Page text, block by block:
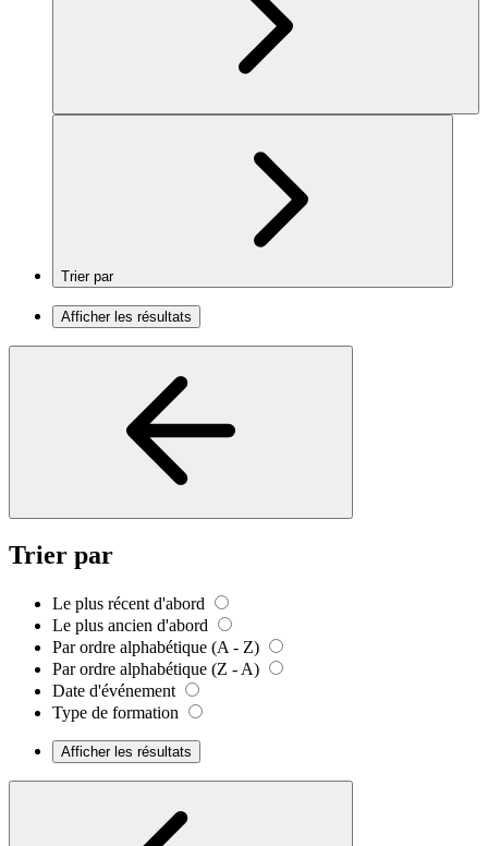
Trier par
Afficher les résultats
Trier par
Le plus récent d'abord
Le plus ancien d'abord
Par ordre alphabétique (A - Z)
Par ordre alphabétique (Z - A)
Date d'événement
Type de formation
Afficher les résultats